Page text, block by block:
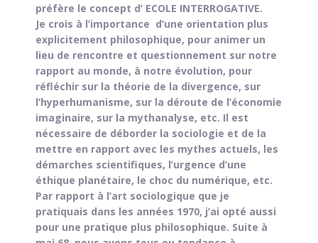
préfère le concept d’ ECOLE INTERROGATIVE.
Je crois à l’importance d’une orientation plus
explicitement philosophique, pour animer un
lieu de rencontre et questionnement sur notre
rapport au monde, à notre évolution, pour
réfléchir sur la théorie de la divergence, sur
l’hyperhumanisme, sur la déroute de l’économie
imaginaire, sur la mythanalyse, etc. Il est
nécessaire de déborder la sociologie et de la
mettre en rapport avec les mythes actuels, les
démarches scientifiques, l’urgence d’une
éthique planétaire, le choc du numérique, etc.
Par rapport à l’art sociologique que je
pratiquais dans les années 1970, j’ai opté aussi
pour une pratique plus philosophique. Suite à